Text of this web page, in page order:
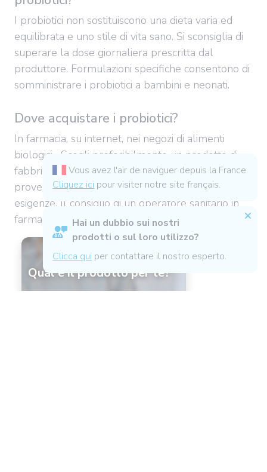
I probiotici non sostituiscono una dieta varia ed
equilibrata e uno stile di vita sano. Si sconsiglia di
superare la dose giornaliera prescritta dal
produttore. Formulazioni specifiche consentono di
somministrare i probiotici a bambini e neonati.
Dove acquistare i probiotici?
In farmacia, su internet, nei negozi di alimenti
biologici... Scegli preferibilmente un prodotto di
fabbricazione locale, con ingredienti di
provenienza e formulazioni adatte alle tue
esigenze. Il consiglio di un operatore sanitario in
farmacia o online aiuta a non sbagliare!
Qual è il prodotto per te?
Vous avez l'air de naviguer depuis la France.
Cliquez ici pour visiter notre site français.
Hai un dubbio sui nostri
prodotti o sul loro utilizzo?
Clicca qui per contattare il nostro esperto.